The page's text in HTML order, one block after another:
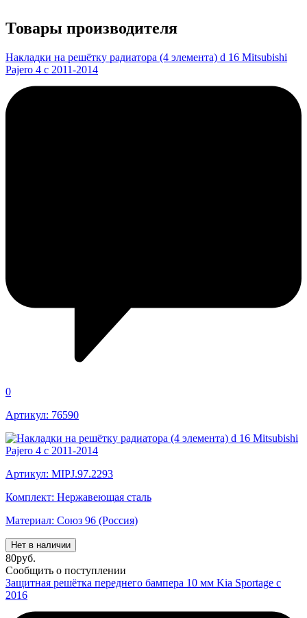
Товары производителя
Накладки на решётку радиатора (4 элемента) d 16 Mitsubishi
Pajero 4 с 2011-2014
0
Артикул: 76590
Артикул: MIPJ.97.2293
Комплект: Нержавеющая сталь
Материал: Союз 96 (Россия)
Нет в наличии
80руб.
Сообщить о поступлении
Защитная решётка переднего бампера 10 мм Kia Sportage с
2016